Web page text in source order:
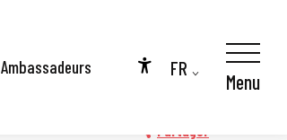
Accessibilité
FR
Ambassadeurs
Menu
Partager